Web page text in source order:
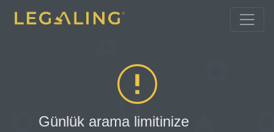
Günlük arama limitinize